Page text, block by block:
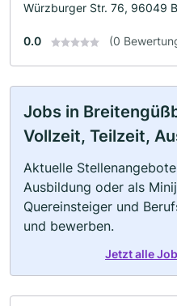
Würzburger Str. 76, 96049
0.0 (0
Jobs in
Vollzeit, Teilzeit,
Aktuelle
Ausbildung oder als
Quereinsteiger und
und bewerben.
Jetzt alle